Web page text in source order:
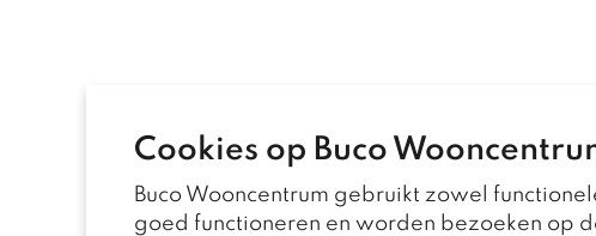
Cookies op Buco
Buco Wooncentrum gebruikt zowel
goed functioneren en worden bezoeken op